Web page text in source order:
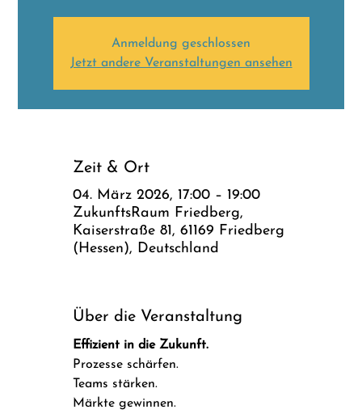
Anmeldung geschlossen
Jetzt andere Veranstaltungen ansehen
Zeit & Ort
04. März 2026, 17:00 – 19:00
ZukunftsRaum Friedberg,
Kaiserstraße 81, 61169 Friedberg
(Hessen), Deutschland
Über die Veranstaltung
Effizient in die Zukunft.
Prozesse schärfen.
Teams stärken.
Märkte gewinnen.